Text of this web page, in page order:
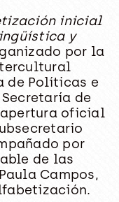
inicial
y
por la
de Políticas e
de
apertura oficial
por
de las
Campos,